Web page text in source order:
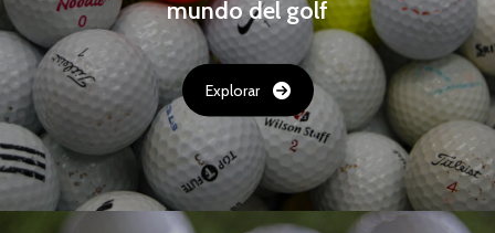
mundo del golf
Explorar